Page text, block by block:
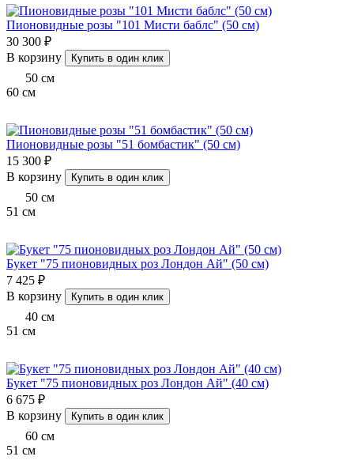
Пионовидные розы "101 Мисти баблс" (50 см)
30 300 ₽
В корзину
Купить в один клик
50 см
60 см
Пионовидные розы "51 бомбастик" (50 см)
15 300 ₽
В корзину
Купить в один клик
50 см
51 см
Букет "75 пионовидных роз Лондон Ай" (50 см)
7 425 ₽
В корзину
Купить в один клик
40 см
51 см
Букет "75 пионовидных роз Лондон Ай" (40 см)
6 675 ₽
В корзину
Купить в один клик
60 см
51 см